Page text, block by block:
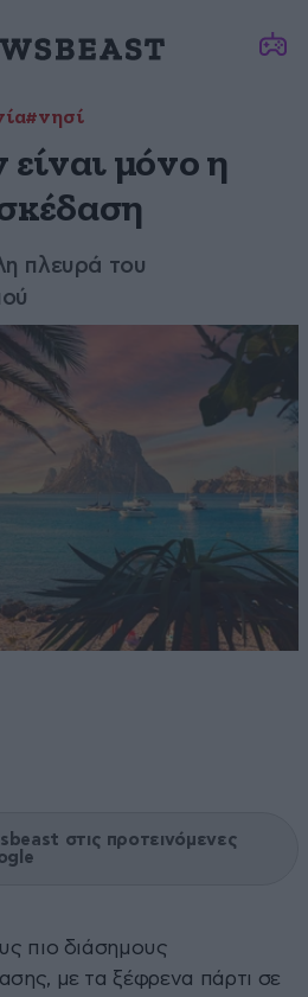
#νησί
είναι μόνο η
πλευρά του
στις προτεινόμενες
πιο διάσημους
με τα ξέφρενα πάρτι σε